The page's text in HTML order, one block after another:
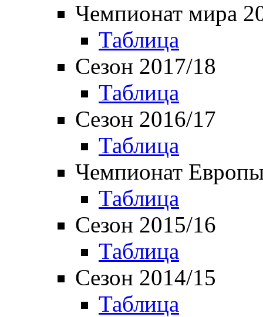
Чемпионат мира
Таблица
Сезон 2017/18
Таблица
Сезон 2016/17
Таблица
Чемпионат
Таблица
Сезон 2015/16
Таблица
Сезон 2014/15
Таблица